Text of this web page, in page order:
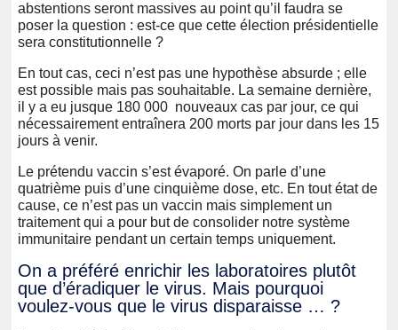
abstentions seront massives au point qu’il faudra se
poser la question : est-ce que cette élection présidentielle
sera constitutionnelle ?
En tout cas, ceci n’est pas une hypothèse absurde ; elle
est possible mais pas souhaitable. La semaine dernière,
il y a eu jusque 180 000 nouveaux cas par jour, ce qui
nécessairement entraînera 200 morts par jour dans les 15
jours à venir.
Le prétendu vaccin s’est évaporé. On parle d’une
quatrième puis d’une cinquième dose, etc. En tout état de
cause, ce n’est pas un vaccin mais simplement un
traitement qui a pour but de consolider notre système
immunitaire pendant un certain temps uniquement.
On a préféré enrichir les laboratoires plutôt
que d’éradiquer le virus. Mais pourquoi
voulez-vous que le virus disparaisse … ?